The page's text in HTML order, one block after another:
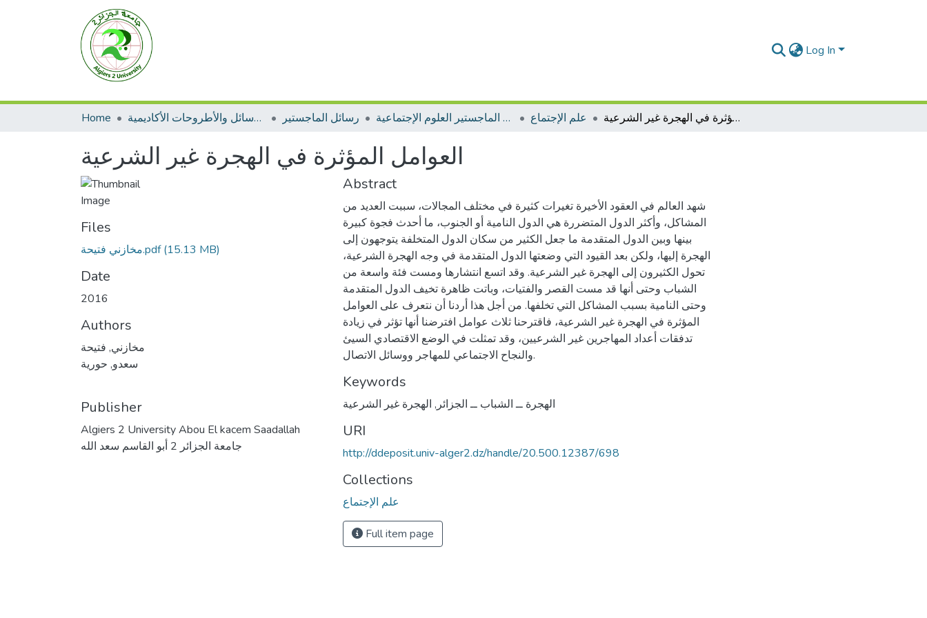
Log In
Home الرسائل والأطروحات الأكاديمية رسائل الماجستير رسائل الماجستير العلوم الإجتماعية علم الإجتماع العوامل المؤثرة في الهجرة غير الشرعية
العوامل المؤثرة في الهجرة غير الشرعية
Files
مخازني فتيحة.pdf(15.13 MB)
Date
2016
Authors
مخازني, فتيحة
سعدو, حورية
Publisher
Algiers 2 University Abou El kacem Saadallah
جامعة الجزائر 2 أبو القاسم سعد الله
Abstract
شهد العالم في العقود الأخيرة تغيرات كثيرة في مختلف المجالات، سببت العديد من
المشاكل، وأكثر الدول المتضررة هي الدول النامية أو الجنوب، ما أحدث فجوة كبيرة
بينها وبين الدول المتقدمة ما جعل الكثير من سكان الدول المتخلفة يتوجهون إلى
الهجرة إليها، ولكن بعد القيود التي وضعتها الدول المتقدمة في وجه الهجرة الشرعية،
تحول الكثيرون إلى الهجرة غير الشرعية. وقد اتسع انتشارها ومست فئة واسعة من
الشباب وحتى أنها قد مست القصر والفتيات، وباتت ظاهرة تخيف الدول المتقدمة
وحتى النامية بسبب المشاكل التي تخلفها. من أجل هذا أردنا أن نتعرف على العوامل
المؤثرة في الهجرة غير الشرعية، فاقترحنا ثلاث عوامل افترضنا أنها تؤثر في زيادة
تدفقات أعداد المهاجرين غير الشرعيين، وقد تمثلت في الوضع الاقتصادي السيئ
والنجاح الاجتماعي للمهاجر ووسائل الاتصال.
Keywords
الهجرة ــ الشباب ــ الجزائر , الهجرة غير الشرعية
URI
http://ddeposit.univ-alger2.dz/handle/20.500.12387/698
Collections
علم الإجتماع
Full item page